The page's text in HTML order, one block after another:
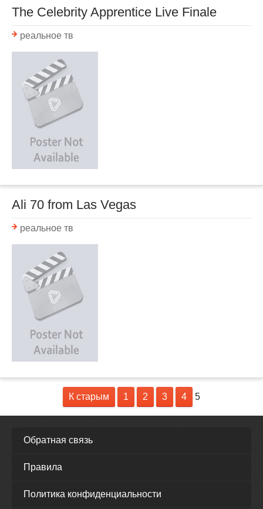
The Celebrity Apprentice Live Finale
реальное тв
Ali 70 from Las Vegas
реальное тв
К старым 1 2 3 4 5
Обратная связь
Правила
Политика конфиденциальности